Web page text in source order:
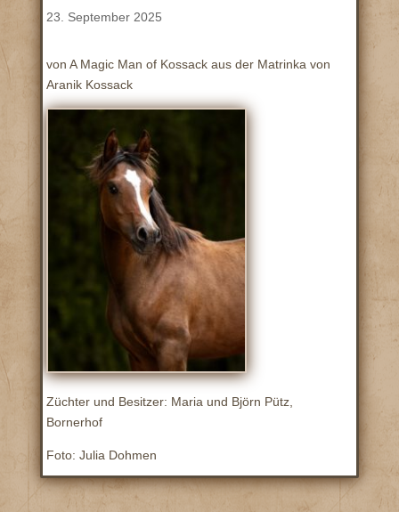
23. September 2025
von A Magic Man of Kossack aus der Matrinka von
Aranik Kossack
Züchter und Besitzer: Maria und Björn Pütz,
Bornerhof
Foto: Julia Dohmen